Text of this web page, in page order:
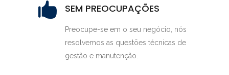
SEM PREOCUPAÇÕES
Preocupe-se em o seu negócio, nós
resolvemos as questões técnicas de
gestão e manutenção.